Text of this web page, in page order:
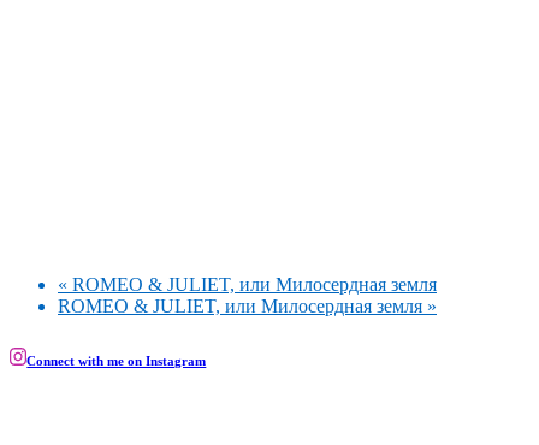
« ROMEO & JULIET, или Милосердная земля
ROMEO & JULIET, или Милосердная земля »
Connect with me on Instagram